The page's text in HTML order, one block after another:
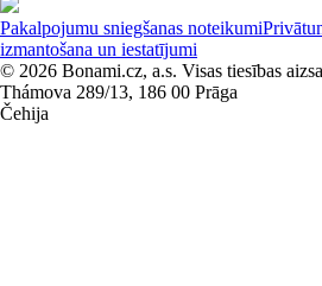
Pakalpojumu sniegšanas noteikumi
izmantošana un iestatījumi
© 2026 Bonami.cz, a.s. Visas tiesības
Thámova 289/13, 186 00 Prāga
Čehija